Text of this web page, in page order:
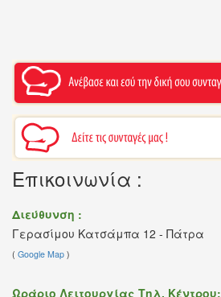
Επικοινωνία :
Διεύθυνση :
Γερασίμου Κατσάμπα 12 - Πάτρα
( Google Map )
Ωράριο Λειτουργίας Τηλ. Κέντρου: